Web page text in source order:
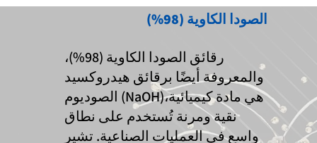
الصودا الكاوية (98%)
رقائق الصودا الكاوية (98%)،
والمعروفة أيضًا برقائق هيدروكسيد
الصوديوم (NaOH)،هي مادة كيميائية
نقية ومرنة تُستخدم على نطاق
واسع في العمليات الصناعية. تشير